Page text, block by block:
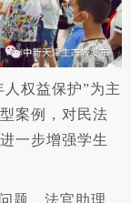
权益保护”为主
案例，对民法
一步增强学生
题，法官助理